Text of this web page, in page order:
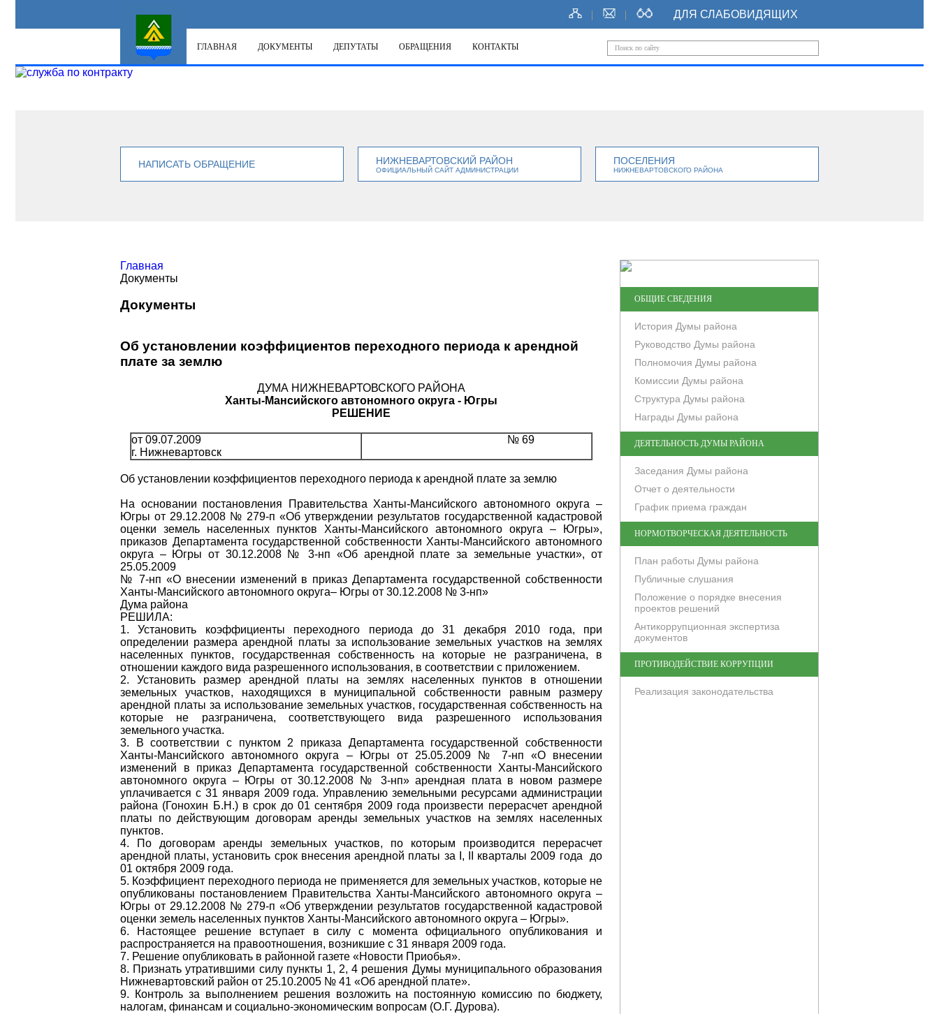
ДЛЯ СЛАБОВИДЯЩИХ
ГЛАВНАЯ ДОКУМЕНТЫ ДЕПУТАТЫ ОБРАЩЕНИЯ КОНТАКТЫ
НАПИСАТЬ ОБРАЩЕНИЕ НИЖНЕВАРТОВСКИЙ РАЙОН
ОФИЦИАЛЬНЫЙ САЙТ АДМИНИСТРАЦИИ
ПОСЕЛЕНИЯ
НИЖНЕВАРТОВСКОГО РАЙОНА
Главная
Документы
Документы
Об установлении коэффициентов переходного периода к арендной
плате за землю
ДУМА НИЖНЕВАРТОВСКОГО РАЙОНА
Ханты-Мансийского автономного округа - Югры
РЕШЕНИЕ
от 09.07.2009
г. Нижневартовск
№ 69
Об установлении коэффициентов переходного периода к арендной плате за землю
На основании постановления Правительства Ханты-Мансийского автономного округа –
Югры от 29.12.2008 № 279-п «Об утверждении результатов государственной кадастровой
оценки земель населенных пунктов Ханты-Мансийского автономного округа – Югры»,
приказов Департамента государственной собственности Ханты-Мансийского автономного
округа – Югры от 30.12.2008 № 3-нп «Об арендной плате за земельные участки», от
25.05.2009
№ 7-нп «О внесении изменений в приказ Департамента государственной собственности
Ханты-Мансийского автономного округа– Югры от 30.12.2008 № 3-нп»
Дума района
РЕШИЛА:
1. Установить коэффициенты переходного периода до 31 декабря 2010 года, при
определении размера арендной платы за использование земельных участков на землях
населенных пунктов, государственная собственность на которые не разграничена, в
отношении каждого вида разрешенного использования, в соответствии с приложением.
2. Установить размер арендной платы на землях населенных пунктов в отношении
земельных участков, находящихся в муниципальной собственности равным размеру
арендной платы за использование земельных участков, государственная собственность на
которые не разграничена, соответствующего вида разрешенного использования
земельного участка.
3. В соответствии с пунктом 2 приказа Департамента государственной собственности
Ханты-Мансийского автономного округа – Югры от 25.05.2009 № 7-нп «О внесении
изменений в приказ Департамента государственной собственности Ханты-Мансийского
автономного округа – Югры от 30.12.2008 № 3-нп» арендная плата в новом размере
уплачивается с 31 января 2009 года. Управлению земельными ресурсами администрации
района (Гонохин Б.Н.) в срок до 01 сентября 2009 года произвести перерасчет арендной
платы по действующим договорам аренды земельных участков на землях населенных
пунктов.
4. По договорам аренды земельных участков, по которым производится перерасчет
арендной платы, установить срок внесения арендной платы за I, II кварталы 2009 года до
01 октября 2009 года.
5. Коэффициент переходного периода не применяется для земельных участков, которые не
опубликованы постановлением Правительства Ханты-Мансийского автономного округа –
Югры от 29.12.2008 № 279-п «Об утверждении результатов государственной кадастровой
оценки земель населенных пунктов Ханты-Мансийского автономного округа – Югры».
6. Настоящее решение вступает в силу с момента официального опубликования и
распространяется на правоотношения, возникшие с 31 января 2009 года.
7. Решение опубликовать в районной газете «Новости Приобья».
8. Признать утратившими силу пункты 1, 2, 4 решения Думы муниципального образования
Нижневартовский район от 25.10.2005 № 41 «Об арендной плате».
9. Контроль за выполнением решения возложить на постоянную комиссию по бюджету,
налогам, финансам и социально-экономическим вопросам (О.Г. Дурова).
ОБЩИЕ СВЕДЕНИЯ
История Думы района
Руководство Думы района
Полномочия Думы района
Комиссии Думы района
Структура Думы района
Награды Думы района
ДЕЯТЕЛЬНОСТЬ ДУМЫ РАЙОНА
Заседания Думы района
Отчет о деятельности
График приема граждан
НОРМОТВОРЧЕСКАЯ ДЕЯТЕЛЬНОСТЬ
План работы Думы района
Публичные слушания
Положение о порядке внесения
проектов решений
Антикоррупционная экспертиза
документов
ПРОТИВОДЕЙСТВИЕ КОРРУПЦИИ
Реализация законодательства